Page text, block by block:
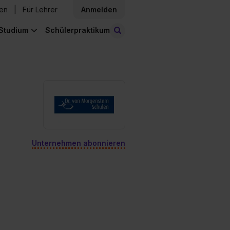
Für Lehrer Anmelden
Schülerpraktikum
Unternehmen abonnieren